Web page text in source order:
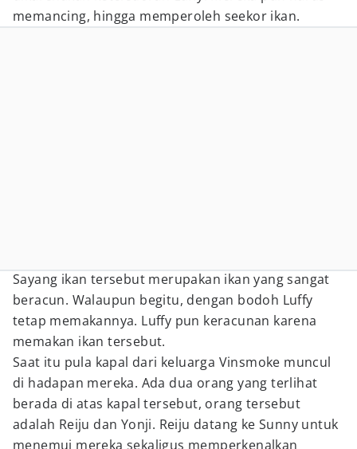
memancing, hingga memperoleh seekor ikan.
Sayang ikan tersebut merupakan ikan yang sangat
beracun. Walaupun begitu, dengan bodoh Luffy
tetap memakannya. Luffy pun keracunan karena
memakan ikan tersebut.
Saat itu pula kapal dari keluarga Vinsmoke muncul
di hadapan mereka. Ada dua orang yang terlihat
berada di atas kapal tersebut, orang tersebut
adalah Reiju dan Yonji. Reiju datang ke Sunny untuk
menemui mereka sekaligus memperkenalkan